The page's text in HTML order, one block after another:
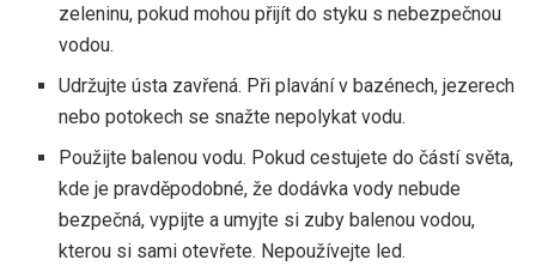
zeleninu, pokud mohou přijít do styku s nebezpečnou
vodou.
Udržujte ústa zavřená. Při plavání v bazénech, jezerech
nebo potokech se snažte nepolykat vodu.
Použijte balenou vodu. Pokud cestujete do částí světa,
kde je pravděpodobné, že dodávka vody nebude
bezpečná, vypijte a umyjte si zuby balenou vodou,
kterou si sami otevřete. Nepoužívejte led.